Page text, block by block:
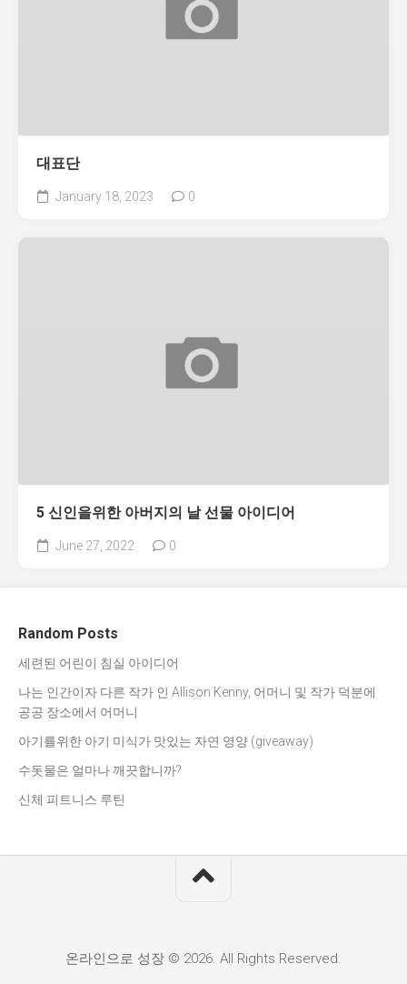
대표단
January 18, 2023 0
5 신인을위한 아버지의 날 선물 아이디어
June 27, 2022 0
Random Posts
세련된 어린이 침실 아이디어
나는 인간이자 다른 작가 인 Allison Kenny, 어머니 및 작가 덕분에
공공 장소에서 어머니
아기를위한 아기 미식가 맛있는 자연 영양 (giveaway)
수돗물은 얼마나 깨끗합니까?
신체 피트니스 루틴
온라인으로 성장 © 2026. All Rights Reserved.